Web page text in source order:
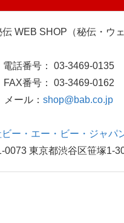
WEB SHOP（秘伝・ウ
電話番号： 03-3469-0135
FAX番号： 03-3469-0162
メール： shop@bab.co.jp
ー・エー・ビー・ジャパ
0073 東京都渋谷区笹塚1-